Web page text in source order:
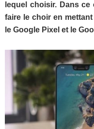
lequel choisir. Dans
faire le choir en
le Google Pixel et le